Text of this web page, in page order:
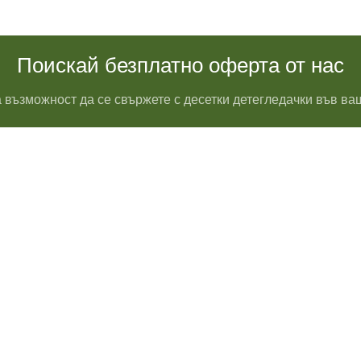
Поискай безплатно оферта от нас
възможност да се свържете с десетки детегледачки във